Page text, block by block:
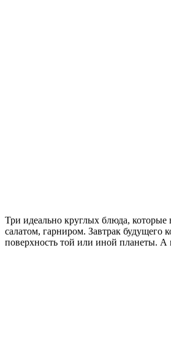
Три идеально круглых блюда, которые
салатом, гарниром. Завтрак
поверхность той или иной планеты.